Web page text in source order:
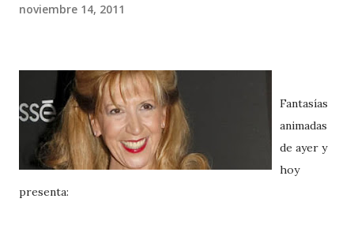
noviembre 14, 2011
Fantasías
animadas
de ayer y
hoy
presenta: